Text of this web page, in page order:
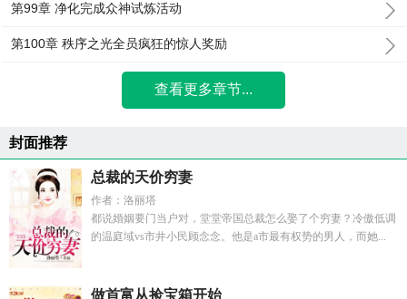
第99章 净化完成众神试炼活动
第100章 秩序之光全员疯狂的惊人奖励
查看更多章节...
封面推荐
总裁的天价穷妻
作者：洛丽塔
都说婚姻要门当户对，堂堂帝国总裁怎么娶了个穷妻？冷傲低调
的温庭域vs市井小民顾念念。他是a市最有权势的男人，而她...
做首富从捡宝箱开始